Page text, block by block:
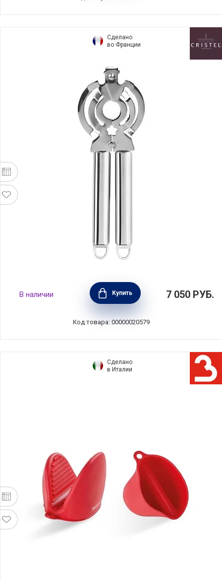
Сделано
во Франции
Открывалка для банок 11x26,5 см, материал
нержавеющая сталь, цвет стальной, Cristel,
Франция, TCAOBL
В наличии Купить 7 050 РУБ.
Код товара: 00000020579
Сделано
в Италии